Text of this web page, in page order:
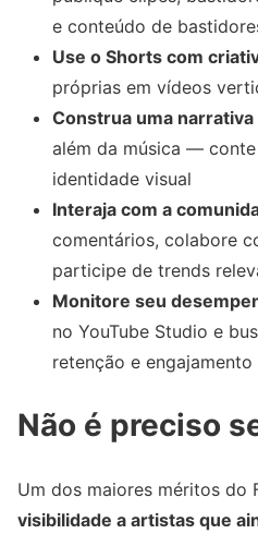
e conteúdo de
Use o Shorts com
próprias em vídeos
Construa uma
além da música —
identidade visual
Interaja com a
comentários, colabore
participe de trends
Monitore seu
no YouTube Studio e
retenção e engajamento
Não é preciso
Um dos maiores méritos do
visibilidade a artistas que